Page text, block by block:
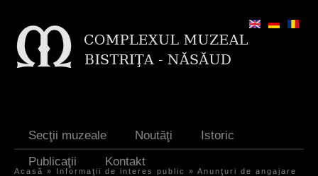
Secţii muzeale Noutăţi
Istoric
Publicaţii
Kontakt
Acasă » Informaţii de interes public » Anunţuri de angajare